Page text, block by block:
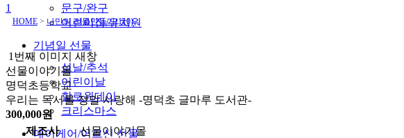
문구/완구
어린이집/유치원
기념일 선물
설날/추석
어린이날
할로윈데이
크리스마스
데이케어/어르신 선물
1
HOME > 나만의 선물만들기(110)
1번째 이미지 새창
선물이야기몰
명덕초등학교
우리는 독서를 정말 사랑해 -명덕초 글마루 도서관-
300,000원
제조사
선물이야기몰